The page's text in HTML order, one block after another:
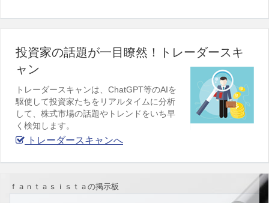
投資家の話題が一目瞭然！トレーダースキ
ャン
トレーダースキャンは、ChatGPT等のAIを
駆使して投資家たちをリアルタイムに分析
して、株式市場の話題やトレンドをいち早
く検知します。
トレーダースキャンへ
ｆａｎｔａｓｉｓｔａの掲示板